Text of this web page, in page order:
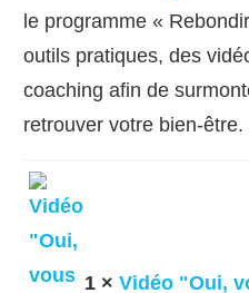
le programme «
outils pratiques, des
coaching afin de
retrouver votre bien-être.
1 ×Vidéo "Oui,